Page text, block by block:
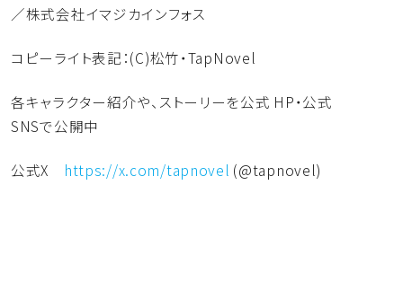
／株式会社イマジカインフォス
コピーライト表記：(C)松竹・TapNovel
各キャラクター紹介や、ストーリーを公式 HP・公式
SNSで公開中
公式X https://x.com/tapnovel (@tapnovel)